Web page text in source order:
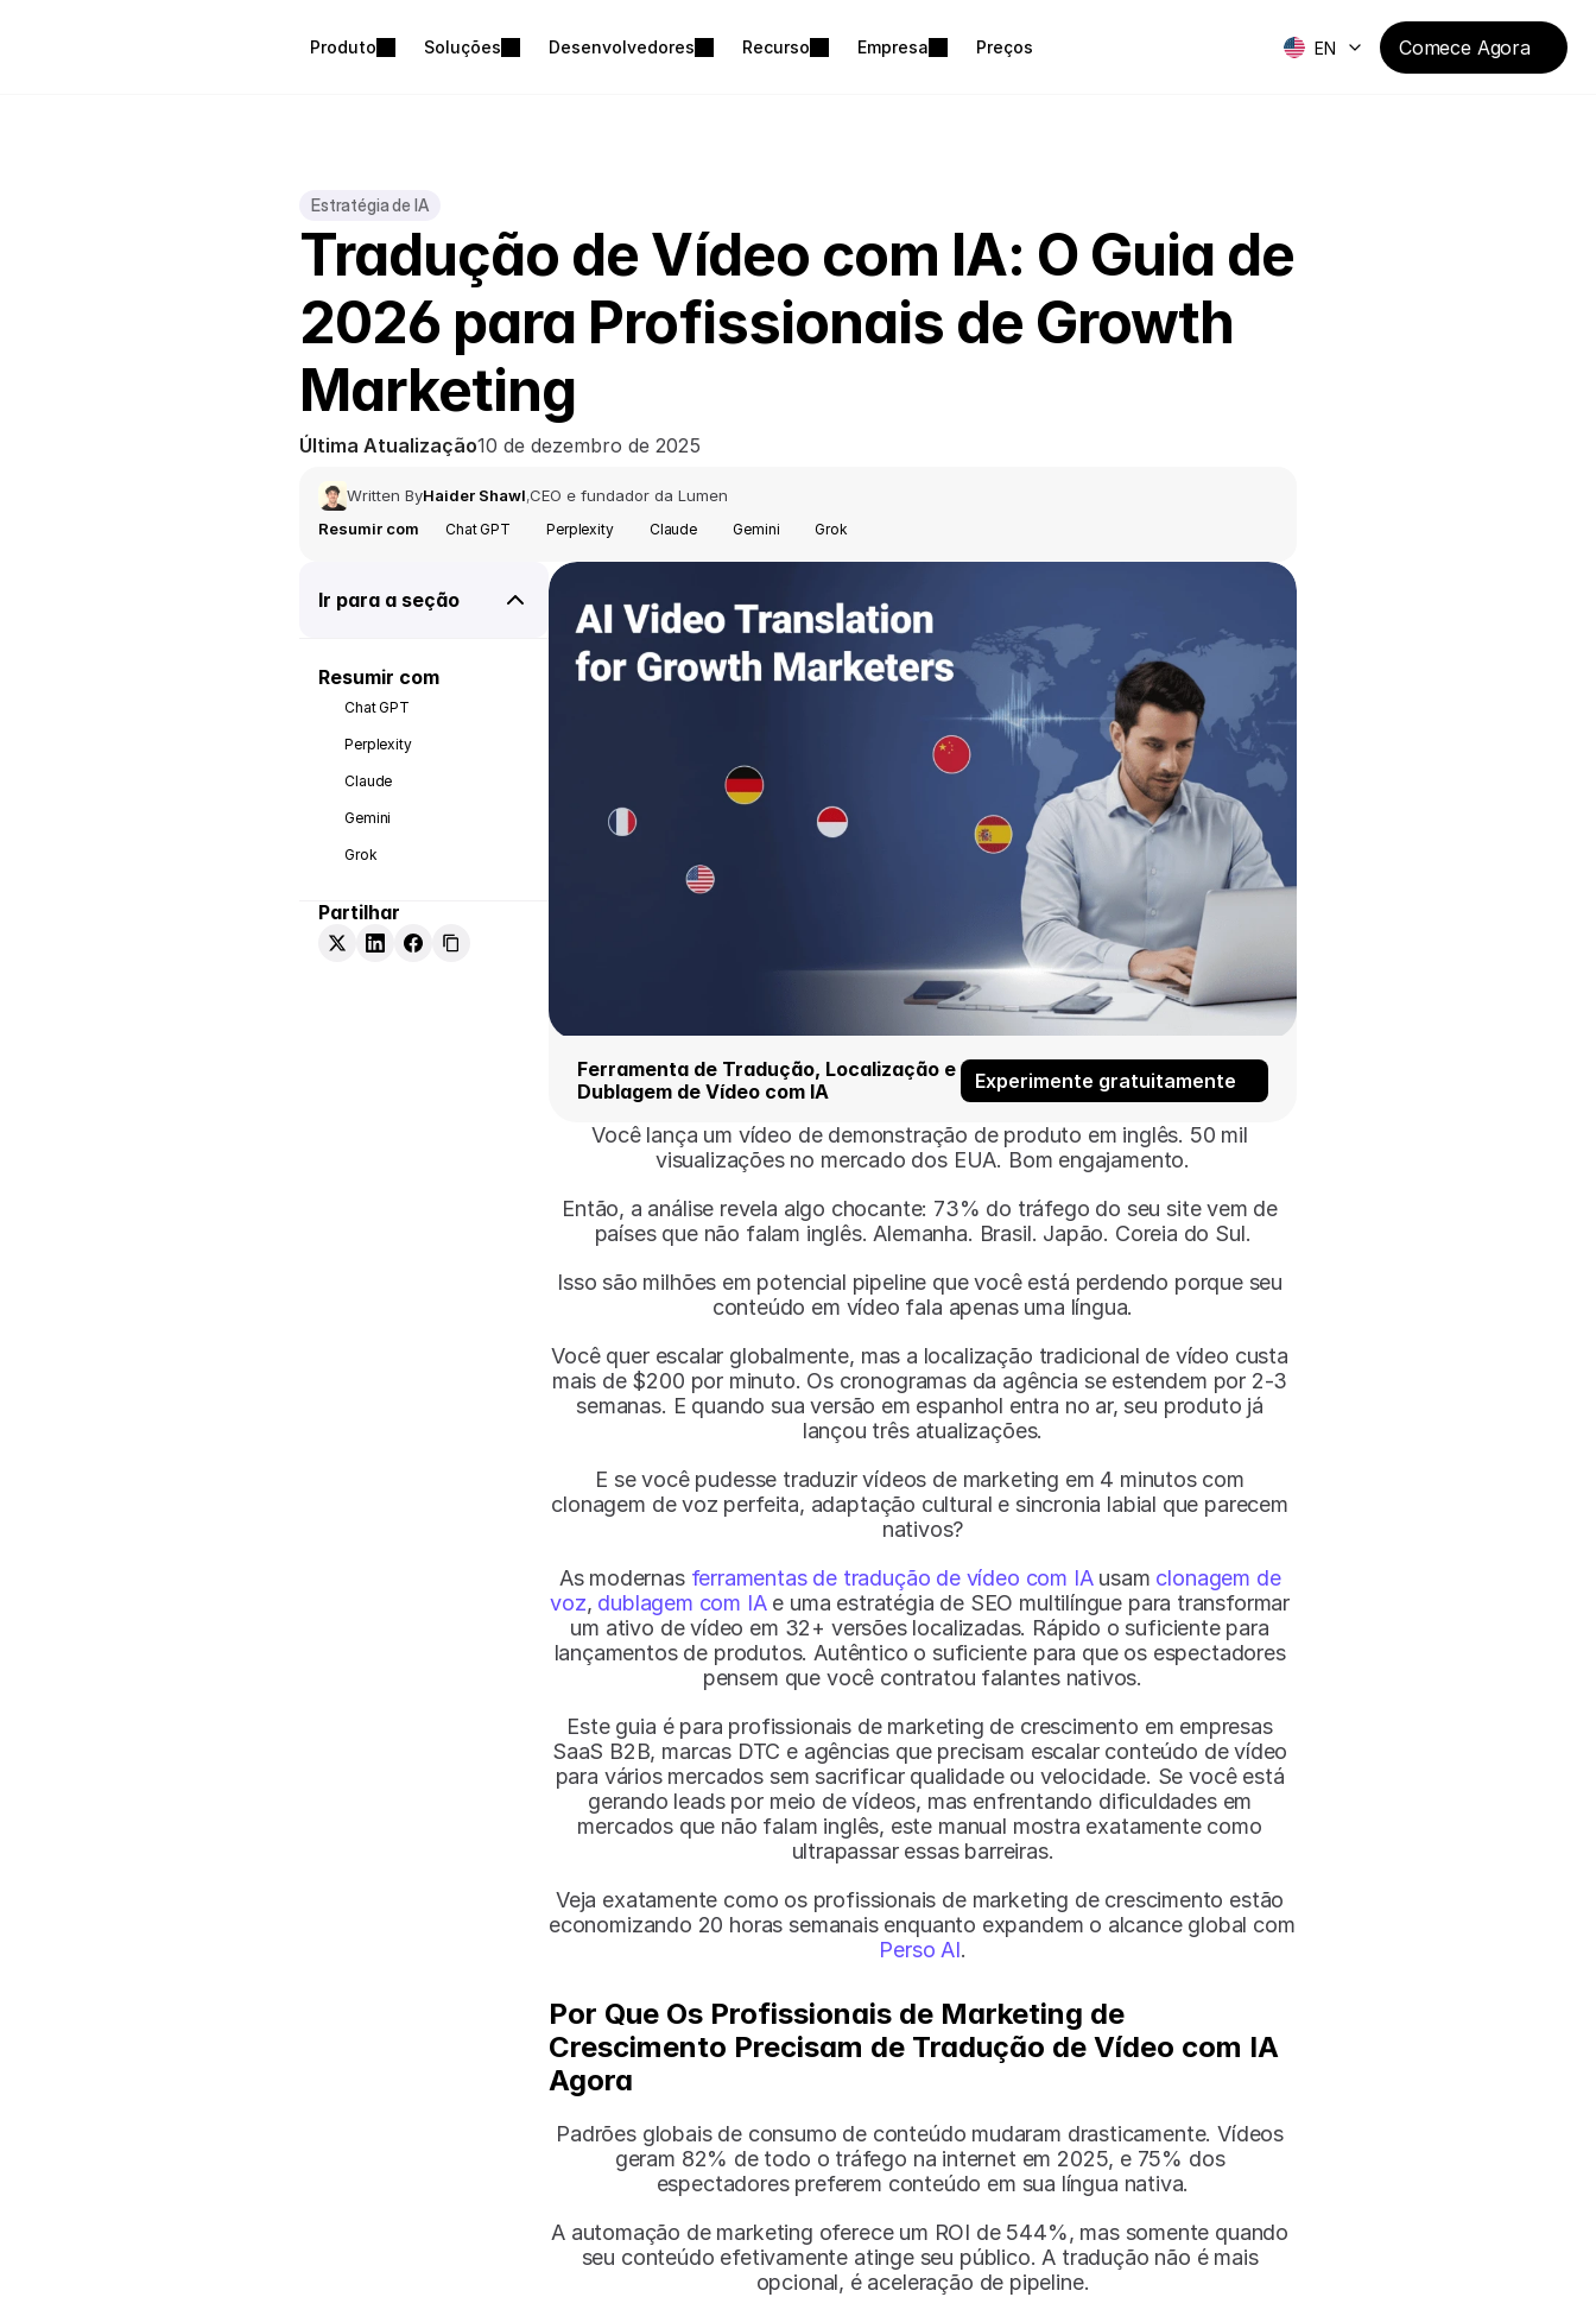
Produto Soluções Desenvolvedores Recurso Empresa Preços EN Comece Agora
Estratégia de IA
Tradução de Vídeo com IA: O Guia de
2026 para Profissionais de Growth
Marketing
Última Atualização10 de dezembro de 2025
Written ByHaider Shawl,CEO e fundador da Lumen
Resumir com
Chat GPT Perplexity Claude Gemini Grok
Ir para a seção
Resumir com
Chat GPT
Perplexity
Claude
Gemini
Grok
Partilhar
Ferramenta de Tradução, Localização e
Dublagem de Vídeo com IA
Experimente gratuitamente
Você lança um vídeo de demonstração de produto em inglês. 50 mil
visualizações no mercado dos EUA. Bom engajamento.
Então, a análise revela algo chocante: 73% do tráfego do seu site vem de
países que não falam inglês. Alemanha. Brasil. Japão. Coreia do Sul.
Isso são milhões em potencial pipeline que você está perdendo porque seu
conteúdo em vídeo fala apenas uma língua.
Você quer escalar globalmente, mas a localização tradicional de vídeo custa
mais de $200 por minuto. Os cronogramas da agência se estendem por 2-3
semanas. E quando sua versão em espanhol entra no ar, seu produto já
lançou três atualizações.
E se você pudesse traduzir vídeos de marketing em 4 minutos com
clonagem de voz perfeita, adaptação cultural e sincronia labial que parecem
nativos?
As modernas ferramentas de tradução de vídeo com IA usam clonagem de
voz, dublagem com IA e uma estratégia de SEO multilíngue para transformar
um ativo de vídeo em 32+ versões localizadas. Rápido o suficiente para
lançamentos de produtos. Autêntico o suficiente para que os espectadores
pensem que você contratou falantes nativos.
Este guia é para profissionais de marketing de crescimento em empresas
SaaS B2B, marcas DTC e agências que precisam escalar conteúdo de vídeo
para vários mercados sem sacrificar qualidade ou velocidade. Se você está
gerando leads por meio de vídeos, mas enfrentando dificuldades em
mercados que não falam inglês, este manual mostra exatamente como
ultrapassar essas barreiras.
Veja exatamente como os profissionais de marketing de crescimento estão
Perso AI.
Por Que Os Profissionais de Marketing de
Crescimento Precisam de Tradução de Vídeo com IA
Agora
Padrões globais de consumo de conteúdo mudaram drasticamente. Vídeos
geram 82% de todo o tráfego na internet em 2025, e 75% dos
espectadores preferem conteúdo em sua língua nativa.
A automação de marketing oferece um ROI de 544%, mas somente quando
seu conteúdo efetivamente atinge seu público. A tradução não é mais
opcional, é aceleração de pipeline.